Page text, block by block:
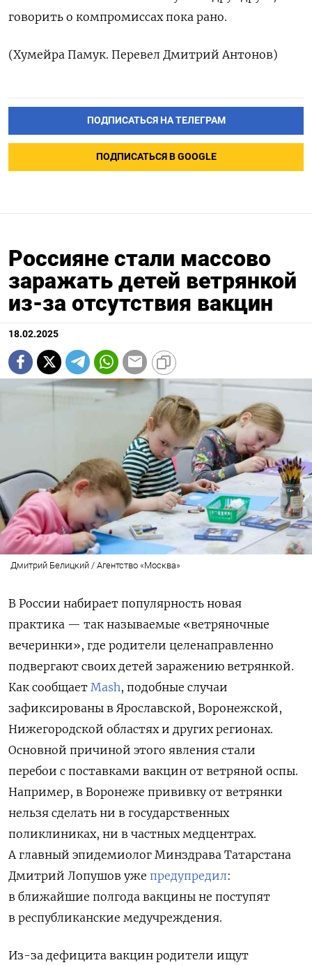
говорить о компромиссах пока рано.
(Хумейра Памук. Перевел Дмитрий Антонов)
ПОДПИСАТЬСЯ НА ТЕЛЕГРАМ
ПОДПИСАТЬСЯ В GOOGLE
Россияне стали массово
заражать детей ветрянкой
из-за отсутствия вакцин
18.02.2025
Дмитрий Белицкий / Агентство «Москва»
В России набирает популярность новая
практика — так называемые «ветряночные
вечеринки», где родители целенаправленно
подвергают своих детей заражению ветрянкой.
Как сообщает Mash, подобные случаи
зафиксированы в Ярославской, Воронежской,
Нижегородской областях и других регионах.
Основной причиной этого явления стали
перебои с поставками вакцин от ветряной оспы.
Например, в Воронеже прививку от ветрянки
нельзя сделать ни в государственных
поликлиниках, ни в частных медцентрах.
А главный эпидемиолог Минздрава Татарстана
Дмитрий Лопушов уже предупредил:
в ближайшие полгода вакцины не поступят
в республиканские медучреждения.
Из-за дефицита вакцин родители ищут